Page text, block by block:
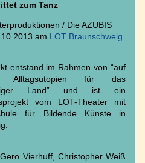
zum Tanz
/ Die AZUBIS
am
LOT Braunschweig
entstand im Rahmen von “auf
für das
Land” und ist ein
vom LOT-Theater mit
für Bildende Künste in
Vierhuff, Christopher Weiß